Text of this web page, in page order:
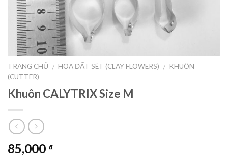
TRANG CHỦ / HOA ĐẤT SÉT (CLAY FLOWERS) / KHUÔN
(CUTTER)
Khuôn CALYTRIX Size M
85,000 ₫